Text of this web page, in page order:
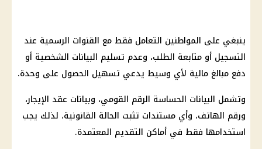
ينبغي على المواطنين التعامل فقط مع القنوات الرسمية عند
التسجيل أو متابعة الطلب، وعدم تسليم البيانات الشخصية أو
دفع مبالغ مالية لأي وسيط يدعي تسهيل الحصول على وحدة.
وتشمل البيانات الحساسة الرقم القومي، وبيانات عقد الإيجار،
ورقم الهاتف، وأي مستندات تثبت الحالة القانونية، لذلك يجب
استخدامها فقط في أماكن التقديم المعتمدة.